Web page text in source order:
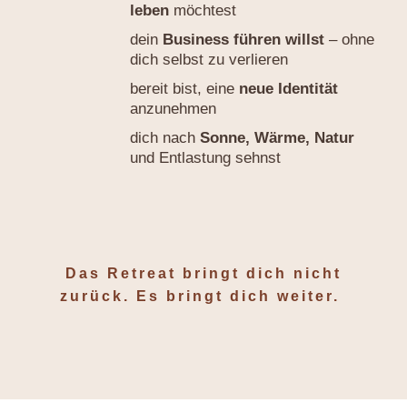
leben möchtest
dein Business führen willst – ohne
dich selbst zu verlieren
bereit bist, eine neue Identität
anzunehmen
dich nach Sonne, Wärme, Natur
und Entlastung sehnst
Das Retreat bringt dich nicht
zurück. Es bringt dich weiter.